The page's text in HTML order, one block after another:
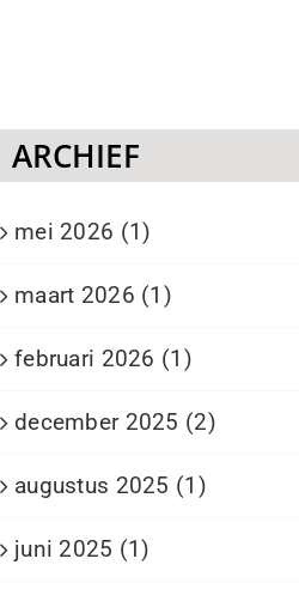
ARCHIEF
mei 2026 (1)
maart 2026 (1)
februari 2026 (1)
december 2025 (2)
augustus 2025 (1)
juni 2025 (1)